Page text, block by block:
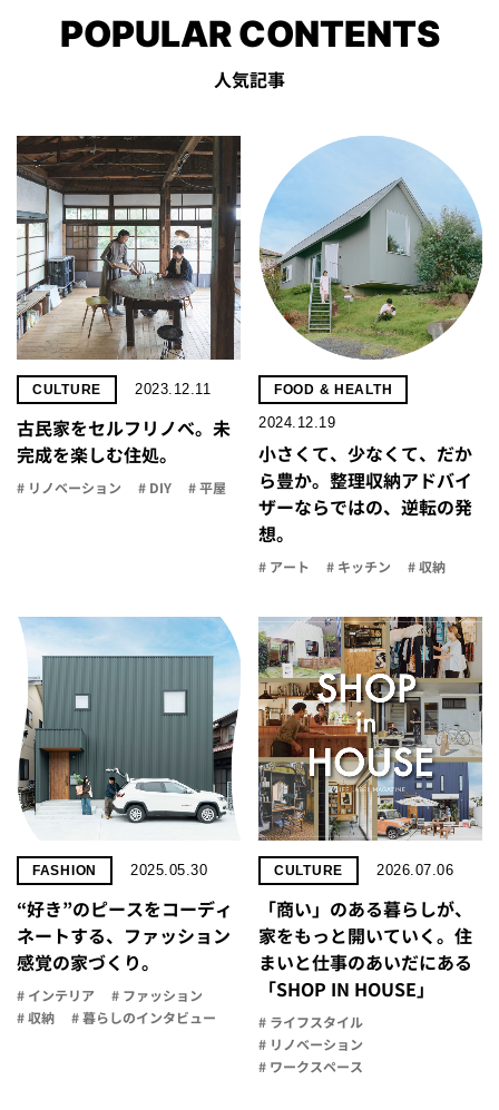
POPULAR CONTENTS
人気記事
CULTURE 2023.12.11
古民家をセルフリノべ。未
完成を楽しむ住処。
# リノベーション # DIY # 平屋
FOOD & HEALTH
2024.12.19
小さくて、少なくて、だか
ら豊か。整理収納アドバイ
ザーならではの、逆転の発
想。
# アート # キッチン # 収納
FASHION 2025.05.30
“好き”のピースをコーディ
ネートする、ファッション
感覚の家づくり。
# インテリア
# ファッション
# 収納
# 暮らしのインタビュー
CULTURE 2026.07.06
「商い」の​ある​暮らしが、​
家を​もっと​開いていく。​住
まいと​仕事の​あいだに​ある​
「SHOP IN HOUSE」
# ライフスタイル
# リノベーション
# ワークスペース